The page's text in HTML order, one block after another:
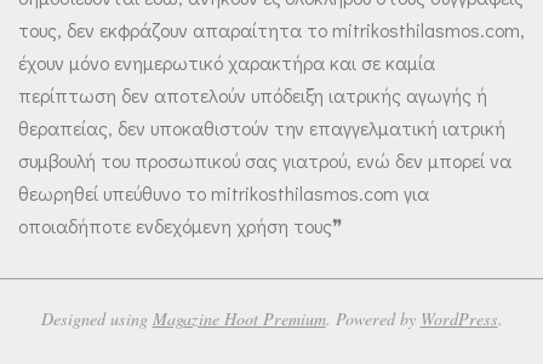
τους, δεν εκφράζουν απαραίτητα το mitrikosthilasmos.com,
έχουν μόνο ενημερωτικό χαρακτήρα και σε καμία
περίπτωση δεν αποτελούν υπόδειξη ιατρικής αγωγής ή
θεραπείας, δεν υποκαθιστούν την επαγγελματική ιατρική
συμβουλή του προσωπικού σας γιατρού, ενώ δεν μπορεί να
θεωρηθεί υπεύθυνο το mitrikosthilasmos.com για
οποιαδήποτε ενδεχόμενη χρήση τους❞
Designed using Magazine Hoot Premium. Powered by WordPress.